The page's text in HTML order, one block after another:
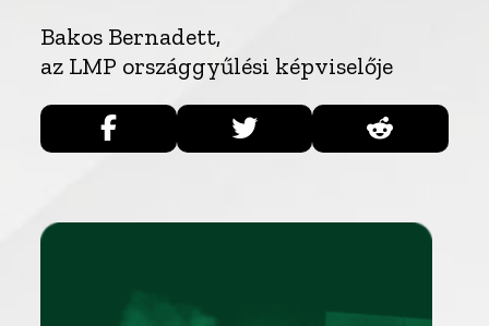
Bakos Bernadett,
az LMP országgyűlési képviselője